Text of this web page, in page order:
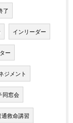
了
インリーダー
ー
ジメント
同窓会
通救命講習